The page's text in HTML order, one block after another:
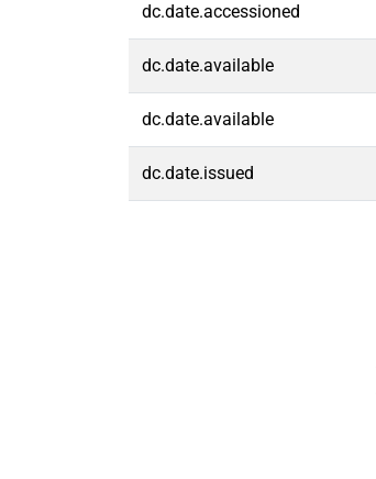
dc.date.accessioned
dc.date.available
dc.date.available
dc.date.issued